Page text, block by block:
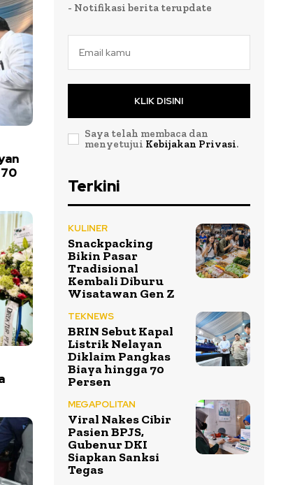
- Notifikasi berita terupdate
KLIK DISINI
Saya telah membaca dan
menyetujui Kebijakan Privasi.
Terkini
KULINER
Snackpacking
Bikin Pasar
Tradisional
Kembali Diburu
Wisatawan Gen Z
TEKNEWS
BRIN Sebut Kapal
Listrik Nelayan
Diklaim Pangkas
Biaya hingga 70
Persen
MEGAPOLITAN
Viral Nakes Cibir
Pasien BPJS,
Gubenur DKI
Siapkan Sanksi
Tegas